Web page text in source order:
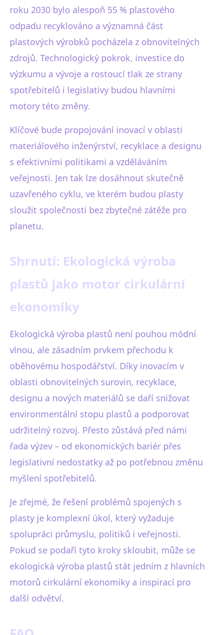
roku 2030 bylo alespoň 55 % plastového
odpadu recyklováno a významná část
plastových výrobků pocházela z obnovitelných
zdrojů. Technologický pokrok, investice do
výzkumu a vývoje a rostoucí tlak ze strany
spotřebitelů i legislativy budou hlavními
motory této změny.
Klíčové bude propojování inovací v oblasti
materiálového inženýrství, recyklace a designu
s efektivními politikami a vzděláváním
veřejnosti. Jen tak lze dosáhnout skutečně
uzavřeného cyklu, ve kterém budou plasty
sloužit společnosti bez zbytečné zátěže pro
planetu.
Shrnutí: Ekologická výroba
plastů jako motor cirkulární
ekonomiky
Ekologická výroba plastů není pouhou módní
vlnou, ale zásadním prvkem přechodu k
oběhovému hospodářství. Díky inovacím v
oblasti obnovitelných surovin, recyklace,
designu a nových materiálů se daří snižovat
environmentální stopu plastů a podporovat
udržitelný rozvoj. Přesto zůstává před námi
řada výzev – od ekonomických bariér přes
legislativní nedostatky až po potřebnou změnu
myšlení spotřebitelů.
Je zřejmé, že řešení problémů spojených s
plasty je komplexní úkol, který vyžaduje
spolupráci průmyslu, politiků i veřejnosti.
Pokud se podaří tyto kroky skloubit, může se
ekologická výroba plastů stát jedním z hlavních
motorů cirkulární ekonomiky a inspirací pro
další odvětví.